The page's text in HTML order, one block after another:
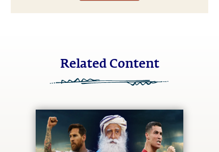
Related Content